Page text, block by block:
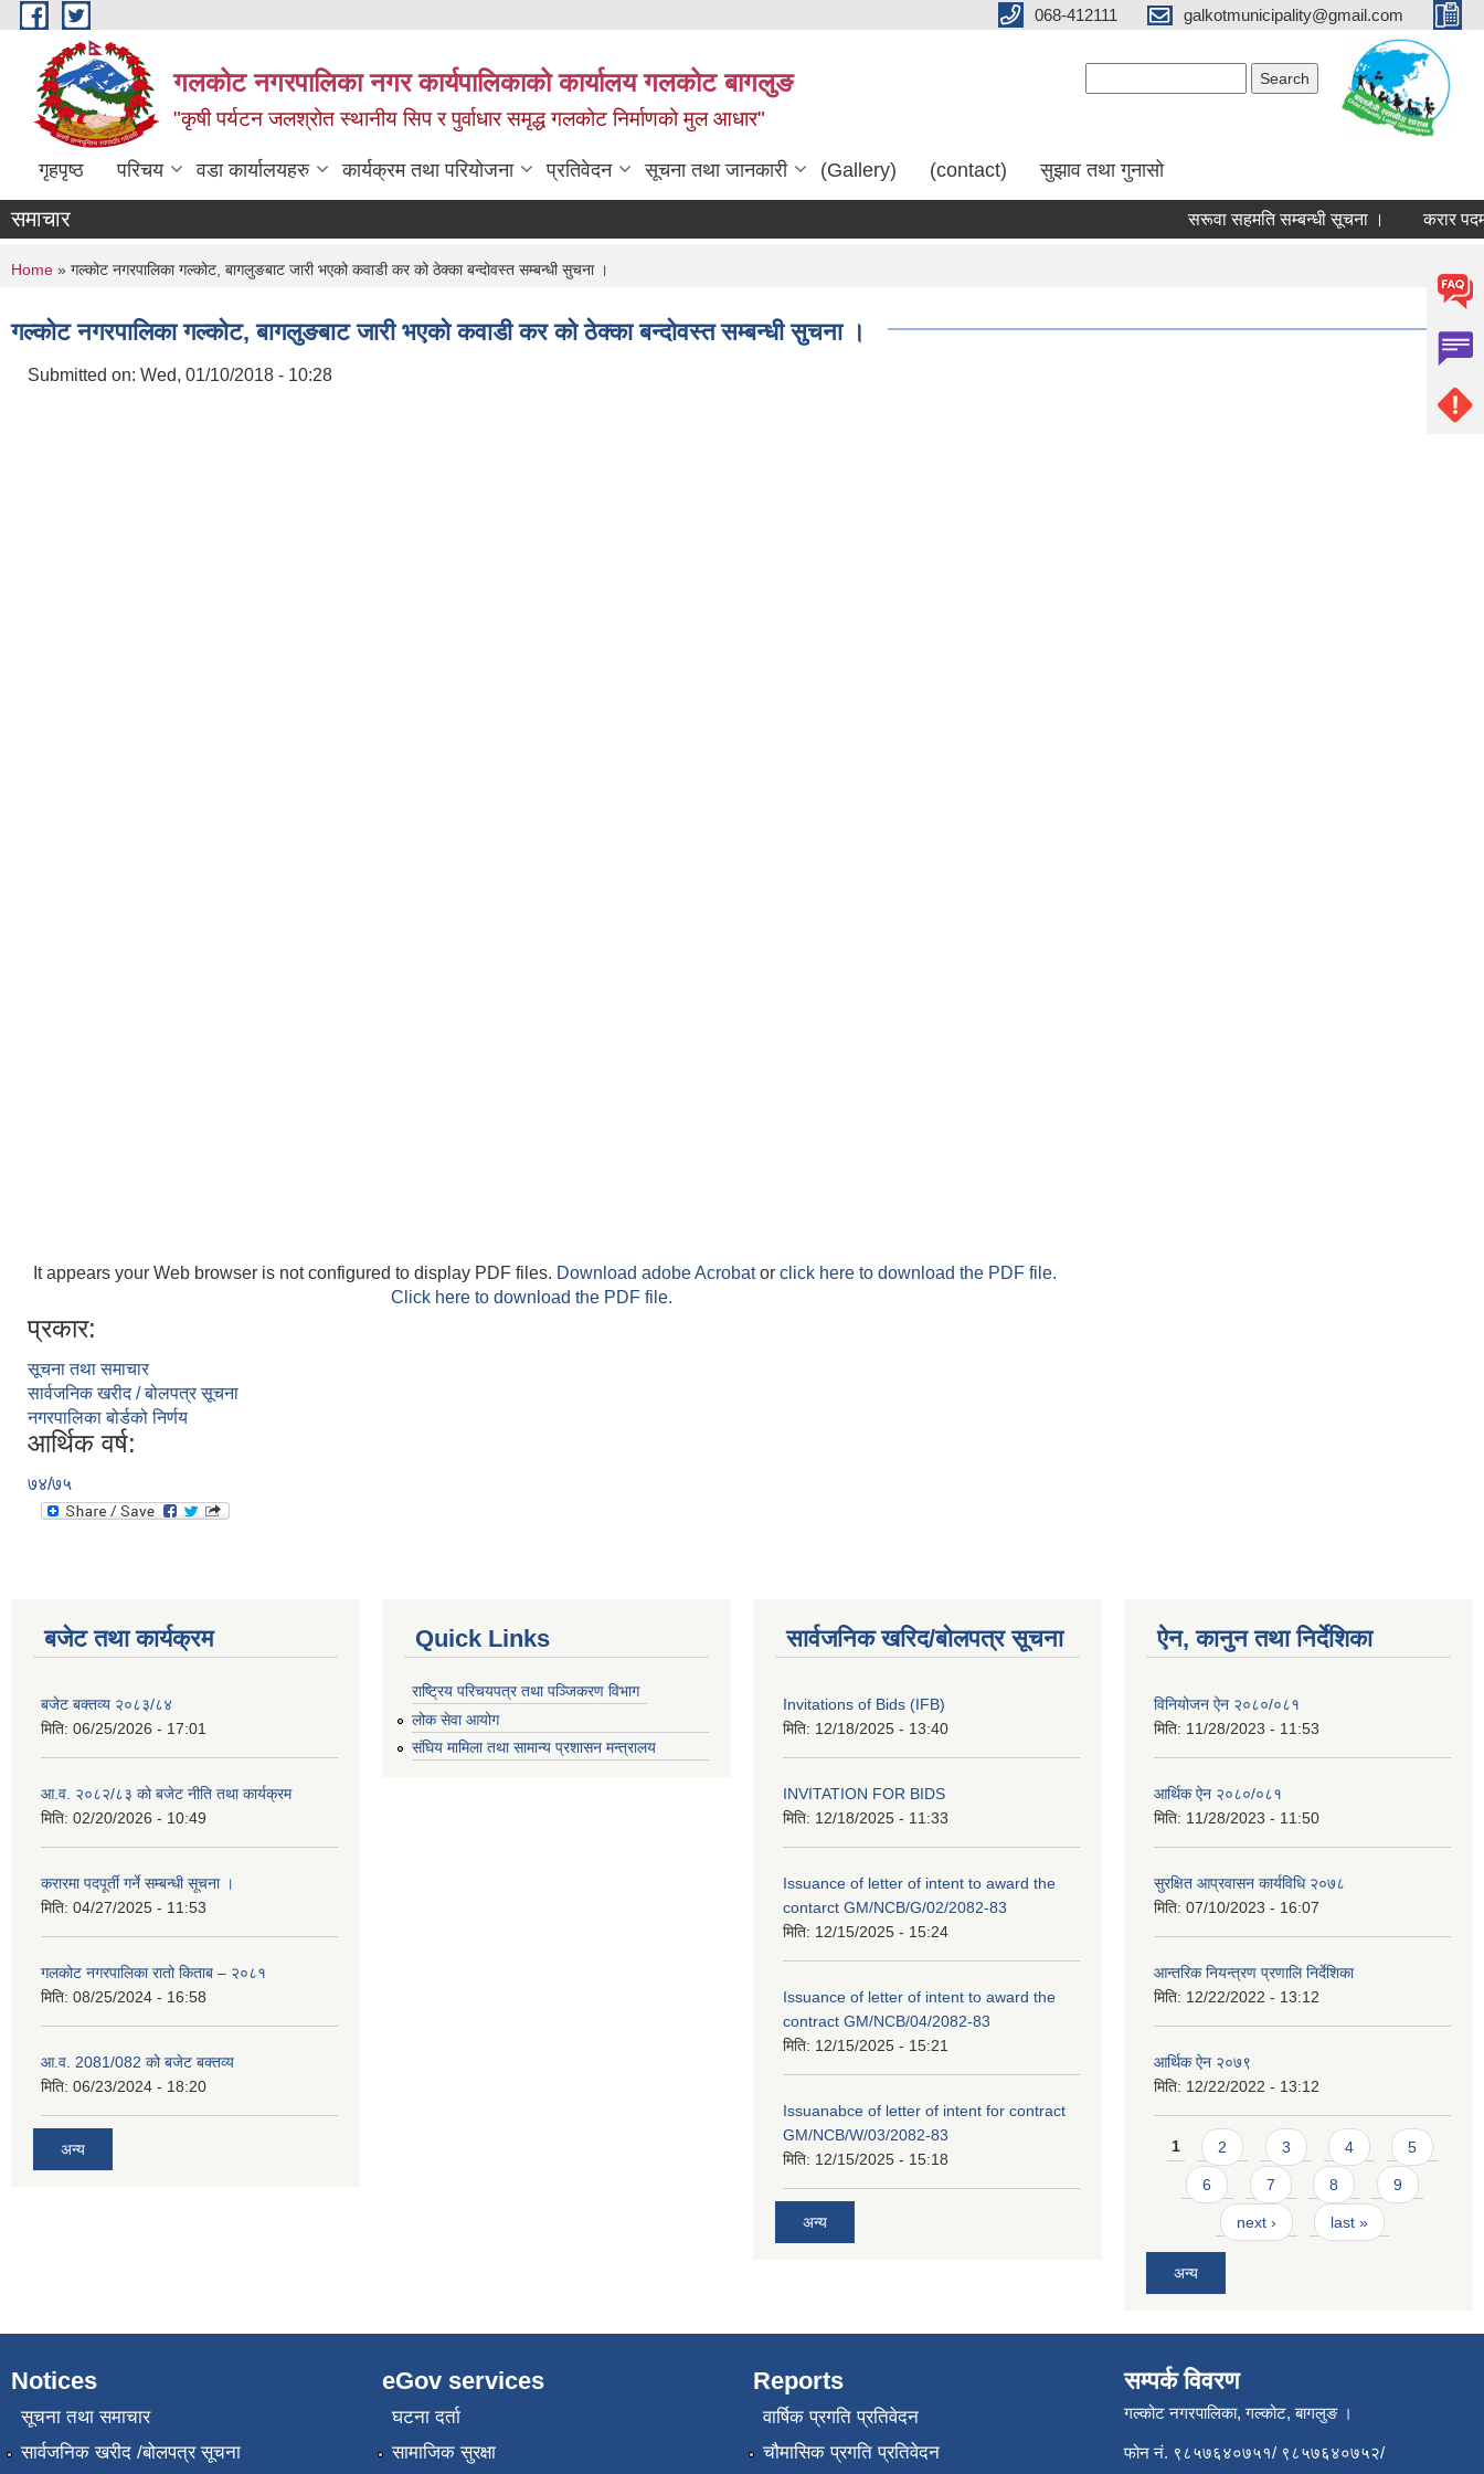
Skip to main content 068-412111 galkotmunicipality@gmail.com
गलकोट नगरपालिका नगर कार्यपालिकाको कार्यालय गलकोट बागलुङ
"कृषी पर्यटन जलश्रोत स्थानीय सिप र पुर्वाधार समृद्ध गलकोट निर्माणको मुल आधार"
गृहपृष्ठ परिचय वडा कार्यालयहरु कार्यक्रम तथा परियोजना प्रतिवेदन सूचना तथा जानकारी (Gallery) (contact) सुझाव तथा गुनासो
समाचार सरूवा सहमति सम्बन्धी सूचना । करार पदमा
You are here
Home » गल्कोट नगरपालिका गल्कोट, बागलुङबाट जारी भएको कवाडी कर को ठेक्का बन्दोवस्त सम्बन्धी सुचना ।
गल्कोट नगरपालिका गल्कोट, बागलुङबाट जारी भएको कवाडी कर को ठेक्का बन्दोवस्त सम्बन्धी सुचना ।
Submitted on: Wed, 01/10/2018 - 10:28
It appears your Web browser is not configured to display PDF files. Download adobe Acrobator click here to download the PDF file.
Click here to download the PDF file.
प्रकार:
सूचना तथा समाचार
सार्वजनिक खरीद / बोलपत्र सूचना
नगरपालिका बोर्डको निर्णय
आर्थिक वर्ष:
७४/७५
बजेट तथा कार्यक्रम
बजेट बक्तव्य २०८३/८४
मिति: 06/25/2026 - 17:01
आ.व. २०८२/८३ को बजेट नीति तथा कार्यक्रम
मिति: 02/20/2026 - 10:49
करारमा पदपूर्ती गर्ने सम्बन्धी सूचना ।
मिति: 04/27/2025 - 11:53
गलकोट नगरपालिका रातो किताब – २०८१
मिति: 08/25/2024 - 16:58
आ.व. 2081/082 को बजेट बक्तव्य
मिति: 06/23/2024 - 18:20
अन्य
Quick Links
राष्ट्रिय परिचयपत्र तथा पञ्जिकरण विभाग
लोक सेवा आयोग
संघिय मामिला तथा सामान्य प्रशासन मन्त्रालय
सार्वजनिक खरिद/बोलपत्र सूचना
Invitations of Bids (IFB)
मिति: 12/18/2025 - 13:40
INVITATION FOR BIDS
मिति: 12/18/2025 - 11:33
Issuance of letter of intent to award the
contarct GM/NCB/G/02/2082-83
मिति: 12/15/2025 - 15:24
Issuance of letter of intent to award the
contract GM/NCB/04/2082-83
मिति: 12/15/2025 - 15:21
Issuanabce of letter of intent for contract
GM/NCB/W/03/2082-83
मिति: 12/15/2025 - 15:18
अन्य
ऐन, कानुन तथा निर्देशिका
विनियोजन ऐन २०८०/०८१
मिति: 11/28/2023 - 11:53
आर्थिक ऐन २०८०/०८१
मिति: 11/28/2023 - 11:50
सुरक्षित आप्रवासन कार्यविधि २०७८
मिति: 07/10/2023 - 16:07
आन्तरिक नियन्त्रण प्रणालि निर्देशिका
मिति: 12/22/2022 - 13:12
आर्थिक ऐन २०७९
मिति: 12/22/2022 - 13:12
Pages
1 2 3 4 5
6 7 8 9
next › last »
अन्य
Notices
सूचना तथा समाचार
सार्वजनिक खरीद /बोलपत्र सूचना
eGov services
घटना दर्ता
सामाजिक सुरक्षा
Reports
वार्षिक प्रगति प्रतिवेदन
चौमासिक प्रगति प्रतिवेदन
सम्पर्क विवरण
गल्कोट नगरपालिका, गल्कोट, बागलुङ ।
फोन नं. ९८५७६४०७५१/ ९८५७६४०७५२/